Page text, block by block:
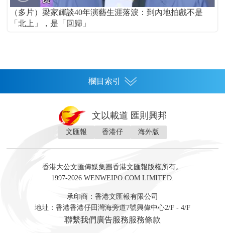
（多片）梁家輝談40年演藝生涯落淚：到內地拍戲不是
「北上」，是「回歸」
欄目索引
灣區人
財經 地產 投資 財評 數字經濟
訪談 直播 經湋論
藝術 文學
文以載道 匯則興邦
文匯報 香港仔 海外版
香港大公文匯傳媒集團香港文匯報版權所有。
1997-2026 WENWEIPO.COM LIMITED.
承印商：香港文匯報有限公司
地址：香港香港仔田灣海旁道7號興偉中心2/F - 4/F
聯繫我們 廣告服務服務條款